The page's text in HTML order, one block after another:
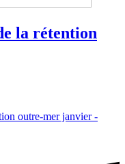
la rétention
outre-mer janvier -